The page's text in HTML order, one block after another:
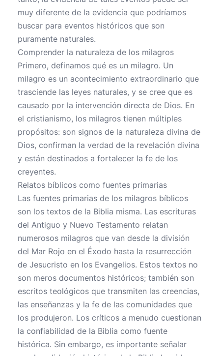
muy diferente de la evidencia que podríamos
buscar para eventos históricos que son
puramente naturales.
Comprender la naturaleza de los milagros
Primero, definamos qué es un milagro. Un
milagro es un acontecimiento extraordinario que
trasciende las leyes naturales, y se cree que es
causado por la intervención directa de Dios. En
el cristianismo, los milagros tienen múltiples
propósitos: son signos de la naturaleza divina de
Dios, confirman la verdad de la revelación divina
y están destinados a fortalecer la fe de los
creyentes.
Relatos bíblicos como fuentes primarias
Las fuentes primarias de los milagros bíblicos
son los textos de la Biblia misma. Las escrituras
del Antiguo y Nuevo Testamento relatan
numerosos milagros que van desde la división
del Mar Rojo en el Éxodo hasta la resurrección
de Jesucristo en los Evangelios. Estos textos no
son meros documentos históricos; también son
escritos teológicos que transmiten las creencias,
las enseñanzas y la fe de las comunidades que
los produjeron. Los críticos a menudo cuestionan
la confiabilidad de la Biblia como fuente
histórica. Sin embargo, es importante señalar